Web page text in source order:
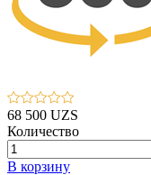
68 500 UZS
Количество
В корзину